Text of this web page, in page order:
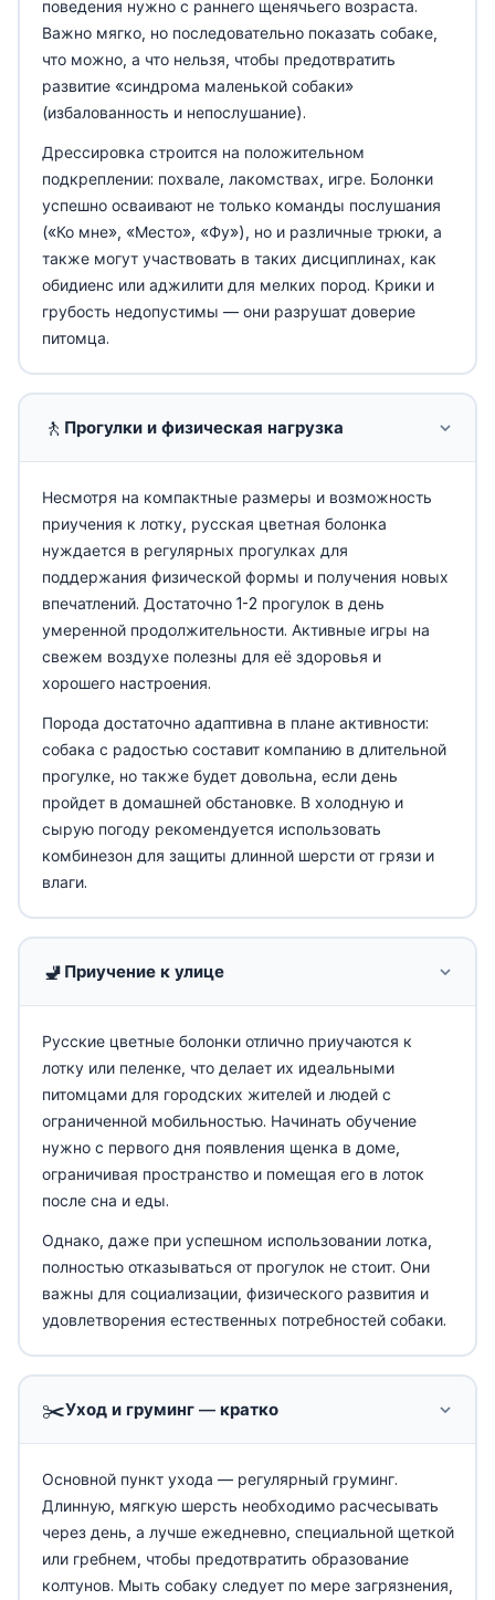
поведения нужно с раннего щенячьего возраста.
Важно мягко, но последовательно показать собаке,
что можно, а что нельзя, чтобы предотвратить
развитие «синдрома маленькой собаки»
(избалованность и непослушание).
Дрессировка строится на положительном
подкреплении: похвале, лакомствах, игре. Болонки
успешно осваивают не только команды послушания
(«Ко мне», «Место», «Фу»), но и различные трюки, а
также могут участвовать в таких дисциплинах, как
обидиенс или аджилити для мелких пород. Крики и
грубость недопустимы — они разрушат доверие
питомца.
🚶 Прогулки и физическая нагрузка
Несмотря на компактные размеры и возможность
приучения к лотку, русская цветная болонка
нуждается в регулярных прогулках для
поддержания физической формы и получения новых
впечатлений. Достаточно 1-2 прогулок в день
умеренной продолжительности. Активные игры на
свежем воздухе полезны для её здоровья и
хорошего настроения.
Порода достаточно адаптивна в плане активности:
собака с радостью составит компанию в длительной
прогулке, но также будет довольна, если день
пройдет в домашней обстановке. В холодную и
сырую погоду рекомендуется использовать
комбинезон для защиты длинной шерсти от грязи и
влаги.
🚽 Приучение к улице
Русские цветные болонки отлично приучаются к
лотку или пеленке, что делает их идеальными
питомцами для городских жителей и людей с
ограниченной мобильностью. Начинать обучение
нужно с первого дня появления щенка в доме,
ограничивая пространство и помещая его в лоток
после сна и еды.
Однако, даже при успешном использовании лотка,
полностью отказываться от прогулок не стоит. Они
важны для социализации, физического развития и
удовлетворения естественных потребностей собаки.
✂️Уход и груминг — кратко
Основной пункт ухода — регулярный груминг.
Длинную, мягкую шерсть необходимо расчесывать
через день, а лучше ежедневно, специальной щеткой
или гребнем, чтобы предотвратить образование
колтунов. Мыть собаку следует по мере загрязнения,